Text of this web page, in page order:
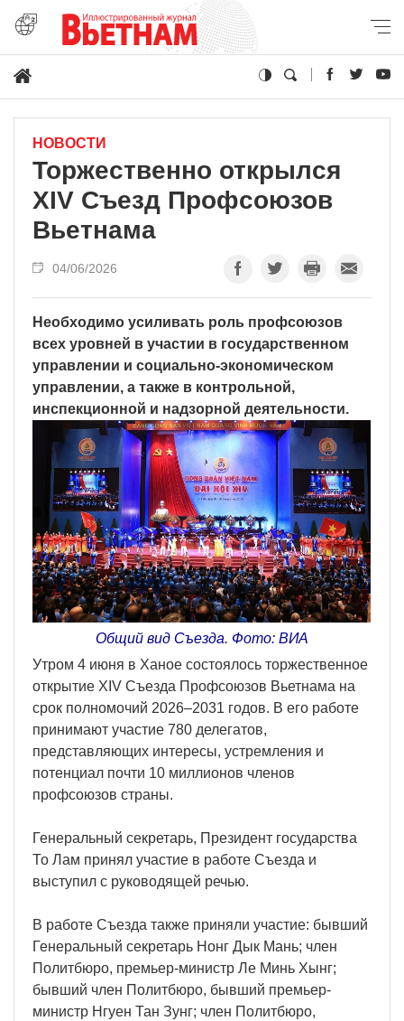
НОВОСТИ
Торжественно открылся
XIV Съезд Профсоюзов
Вьетнама
04/06/2026
Необходимо усиливать роль профсоюзов
всех уровней в участии в государственном
управлении и социально-экономическом
управлении, а также в контрольной,
инспекционной и надзорной деятельности.
Общий вид Съезда. Фото: ВИА
Утром 4 июня в Ханое состоялось торжественное
открытие XIV Съезда Профсоюзов Вьетнама на
срок полномочий 2026–2031 годов. В его работе
принимают участие 780 делегатов,
представляющих интересы, устремления и
потенциал почти 10 миллионов членов
профсоюзов страны.
Генеральный секретарь, Президент государства
То Лам принял участие в работе Съезда и
выступил с руководящей речью.
В работе Съезда также приняли участие: бывший
Генеральный секретарь Нонг Дык Мань; член
Политбюро, премьер-министр Ле Минь Хынг;
бывший член Политбюро, бывший премьер-
министр Нгуен Тан Зунг; член Политбюро,